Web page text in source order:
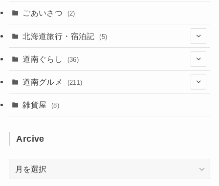
(16)
(31)
(78)
(16)(2)
(1)
(10)
(2)
(2)
(11)
ごあいさつ (2)
北海道旅行・宿泊記 (5)
(5)
道南ぐらし (36)
(13)
(10)
道南グルメ (211)
雑貨屋 (8)
Arcive
Arcive